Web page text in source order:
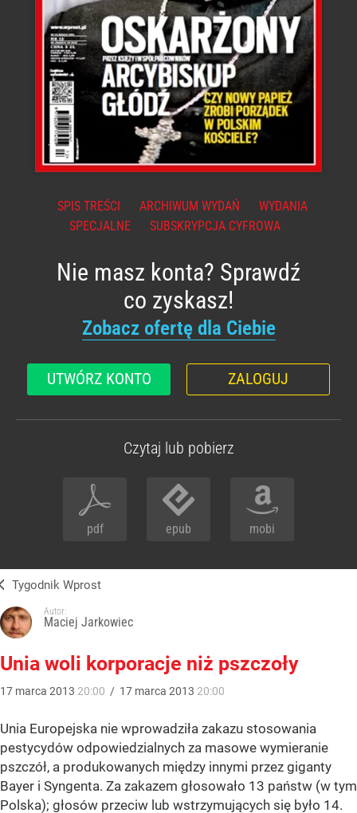
SPIS TREŚCI ARCHIWUM WYDAŃ
WYDANIA
SPECJALNE
SUBSKRYPCJA CYFROWA
Nie masz konta? Sprawdź
co zyskasz!
Zobacz ofertę dla Ciebie
UTWÓRZ KONTO ZALOGUJ
Czytaj lub pobierz
pdf epub mobi
Tygodnik Wprost
Autor:
Maciej Jarkowiec
Unia woli korporacje niż pszczoły
17 marca 2013 20:00 / 17 marca 2013 20:00
Unia Europejska nie wprowadziła zakazu stosowania
pestycydów odpowiedzialnych za masowe wymieranie
pszczół, a produkowanych między innymi przez giganty
Bayer i Syngenta. Za zakazem głosowało 13 państw (w tym
Polska); głosów przeciw lub wstrzymujących się było 14.